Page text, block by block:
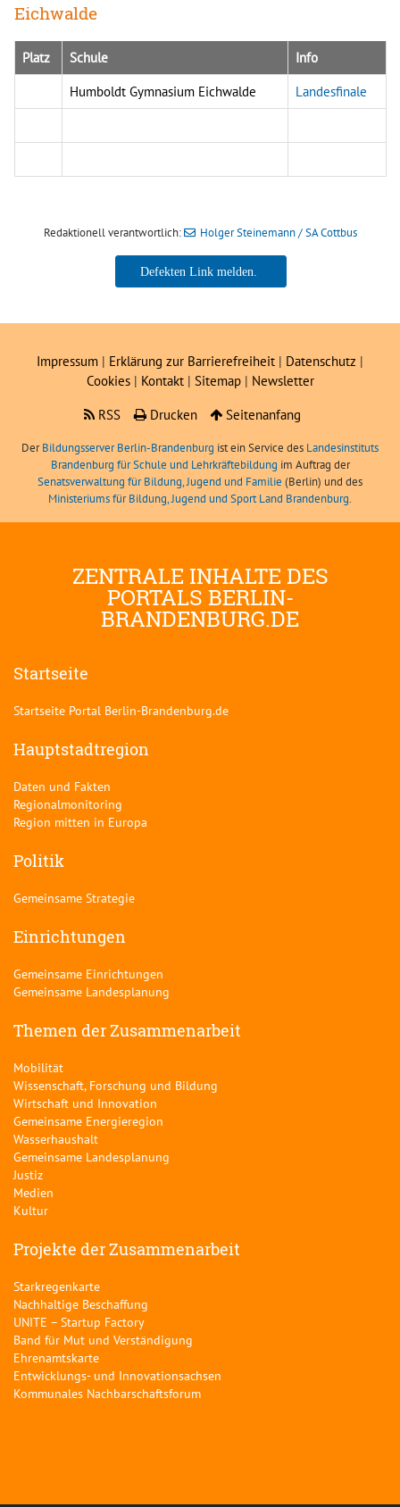
Eichwalde
Platz Schule
Info
Humboldt Gymnasium Eichwalde
Landesfinale
Redaktionell verantwortlich: Holger Steinemann / SA Cottbus
Holger Steinemann / SA Cottbus
Impressum | Erklärung zur Barrierefreiheit | Datenschutz |
Cookies| Kontakt | Sitemap| Newsletter
RSS
Drucken Seitenanfang
DerBildungsserver Berlin-Brandenburg ist ein Service des Landesinstituts
Brandenburg für Schule und Lehrkräftebildung im Auftrag der
Senatsverwaltung für Bildung, Jugend und Familie (Berlin) und des
Ministeriums für Bildung, Jugend und Sport Land Brandenburg.
ZENTRALE INHALTE DES
PORTALS BERLIN-
BRANDENBURG.DE
Startseite
Startseite Portal Berlin-Brandenburg.de
Hauptstadtregion
Daten und Fakten
Regionalmonitoring
Region mitten in Europa
Politik
Gemeinsame Strategie
Einrichtungen
Gemeinsame Einrichtungen
Gemeinsame Landesplanung
Themen der Zusammenarbeit
Mobilität
Wissenschaft, Forschung und Bildung
Wirtschaft und Innovation
Gemeinsame Energieregion
Wasserhaushalt
Gemeinsame Landesplanung
Justiz
Medien
Kultur
Projekte der Zusammenarbeit
Starkregenkarte
Nachhaltige Beschaffung
UNITE – Startup Factory
Band für Mut und Verständigung
Ehrenamtskarte
Entwicklungs- und Innovationsachsen
Kommunales Nachbarschaftsforum